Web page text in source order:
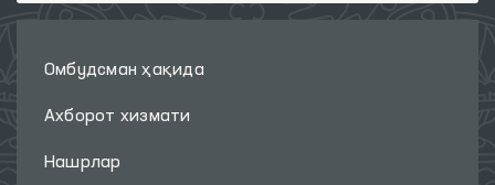
Омбудсман ҳақида
Ахборот хизмати
Нашрлар